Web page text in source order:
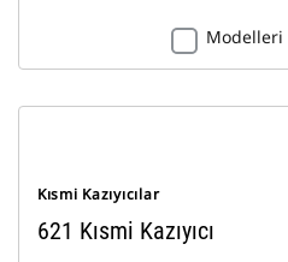
Modelleri
Kısmi Kazıyıcılar
621 Kısmi Kazıyıcı